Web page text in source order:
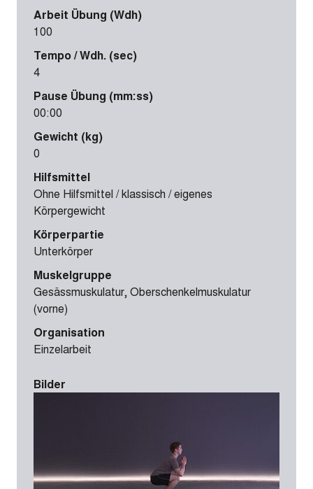
Arbeit Übung (Wdh)
100
Tempo / Wdh. (sec)
4
Pause Übung (mm:ss)
00:00
Gewicht (kg)
0
Hilfsmittel
Ohne Hilfsmittel / klassisch / eigenes
Körpergewicht
Körperpartie
Unterkörper
Muskelgruppe
Gesässmuskulatur, Oberschenkelmuskulatur
(vorne)
Organisation
Einzelarbeit
Bilder